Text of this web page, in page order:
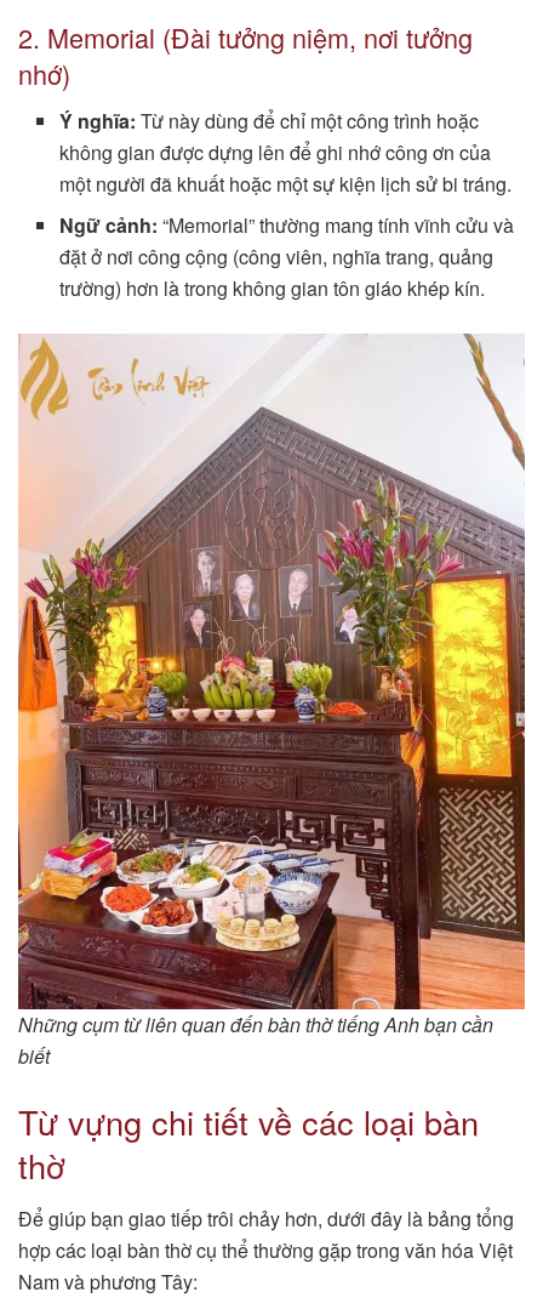
2. Memorial (Đài tưởng niệm, nơi tưởng
nhớ)
Ý nghĩa: Từ này dùng để chỉ một công trình hoặc
không gian được dựng lên để ghi nhớ công ơn của
một người đã khuất hoặc một sự kiện lịch sử bi tráng.
Ngữ cảnh: “Memorial” thường mang tính vĩnh cửu và
đặt ở nơi công cộng (công viên, nghĩa trang, quảng
trường) hơn là trong không gian tôn giáo khép kín.
Những cụm từ liên quan đến bàn thờ tiếng Anh bạn cần
biết
Từ vựng chi tiết về các loại bàn
thờ
Để giúp bạn giao tiếp trôi chảy hơn, dưới đây là bảng tổng
hợp các loại bàn thờ cụ thể thường gặp trong văn hóa Việt
Nam và phương Tây: